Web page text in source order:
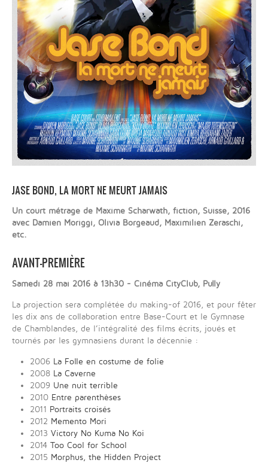
JASE BOND, LA MORT NE MEURT JAMAIS
Un court métrage de Maxime Scharwath, fiction, Suisse, 2016
avec Damien Moriggi, Olivia Borgeaud, Maximilien Zeraschi,
etc.
AVANT-PREMIÈRE
Samedi 28 mai 2016 à 13h30 - Cinéma CityClub, Pully
La projection sera complétée du making-of 2016, et pour fêter
les dix ans de collaboration entre Base-Court et le Gymnase
de Chamblandes, de l’intégralité des films écrits, joués et
tournés par les gymnasiens durant la décennie :
2006 La Folle en costume de folie
2008 La Caverne
2009 Une nuit terrible
2010 Entre parenthèses
2011 Portraits croisés
2012 Memento Mori
2013 Victory No Kuma No Koi
2014 Too Cool for School
2015 Morphus, the Hidden Project